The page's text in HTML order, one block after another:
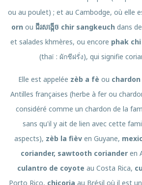
ou au poulet) ; et au Cambodge, où elle
orn ou ជីរសង្កើច chir sangkeuch dans
et salades khmères, ou encore phak
(thaï : ผักชีฝรั่ง), qui signifie
Elle est appelée zèb a fè ou
Antilles françaises (herbe à fer ou
considéré comme un chardon de la
sans qu'il y ait de lien avec cette
aspects), zèb la fièv en Guyane,
coriander, sawtooth corianderen
culantro de coyote au Costa Rica,
Porto Rico, chicoria au Brésil où il est